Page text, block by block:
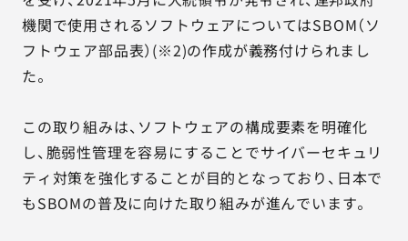
機関で使用されるソフトウェアについてはSBOM（ソ
フトウェア部品表）(※2)の作成が義務付けられまし
た。
この取り組みは、ソフトウェアの構成要素を明確化
し、脆弱性管理を容易にすることでサイバーセキュリ
ティ対策を強化することが目的となっており、日本で
もSBOMの普及に向けた取り組みが進んでいます。